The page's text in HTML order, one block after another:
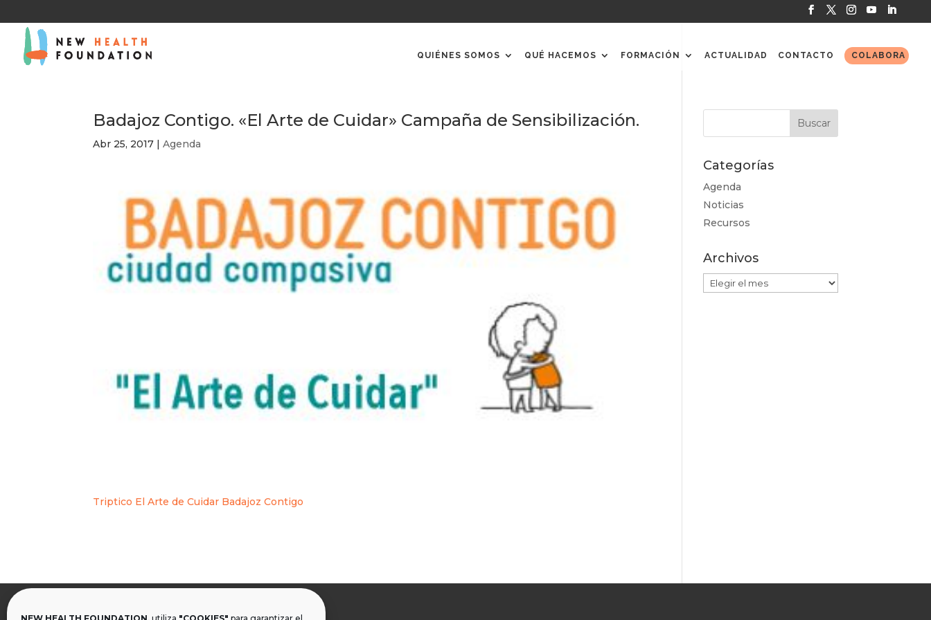
QUIÉNES SOMOS QUÉ HACEMOS FORMACIÓN ACTUALIDAD CONTACTO COLABORA
Badajoz Contigo. «El Arte de Cuidar» Campaña de Sensibilización.
Abr 25, 2017 |Agenda
Triptico El Arte de Cuidar Badajoz Contigo
Categorías
Agenda
Noticias
Recursos
Archivos
Archivos